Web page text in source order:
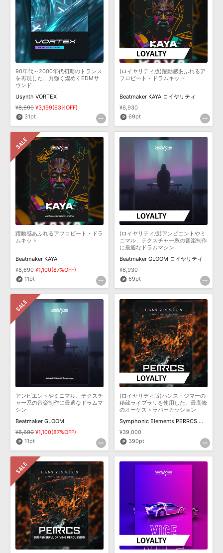
90年代～2000年代初期のトランス
を再現した、力強く煌めくEDMサ
ウンド
Usynth VORTEX
¥8,690 ¥3,199(63%OFF)
31pt
(ロイヤリティ版)躍動感あふれるア
フロビート・ドラムキット
Beatmaker KAYA ロイヤリティ
¥6,930
69pt
躍動感あふれるアフロビート・ドラ
ムキット
Beatmaker KAYA
¥8,690 ¥1,100(87%OFF)
11pt
(ロイヤリティ版)アンビエントやミ
ニマル、テクスチャー系の音楽制作
に最適なドラムマシン
Beatmaker GLOOM ロイヤリティ
¥6,930
69pt
アンビエントやミニマル、テクスチ
ャー系の音楽制作に最適なドラムマ
シン
Beatmaker GLOOM
¥8,690 ¥1,100(87%OFF)
11pt
(ロイヤリティ版)ハンス・ジマーの
秘蔵ライブラリを使用した、最高峰
のオーケストラパーカッション
Symphonic Elements PERRCS ロイヤリティ
¥39,000
390pt